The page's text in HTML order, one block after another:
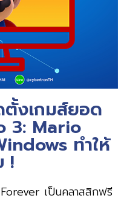
งเกมส์ยอด
3: Mario
ทำให้
!
เป็นคลาสสิกฟรี